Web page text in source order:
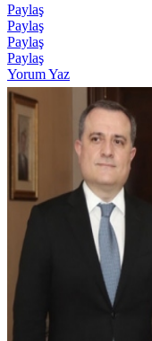
Paylaş
Paylaş
Paylaş
Paylaş
Yorum Yaz